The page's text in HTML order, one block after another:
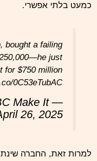
כמעט בלתי אפשרי.
bought a failing
just
for $750 million
0C53eTubAC
Make It
26, 2025
למרות זאת, החברה